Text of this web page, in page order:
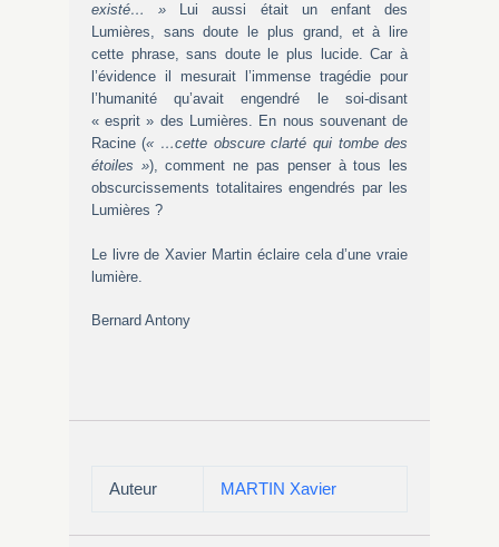
existé… » Lui aussi était un enfant des
Lumières, sans doute le plus grand, et à lire
cette phrase, sans doute le plus lucide. Car à
l’évidence il mesurait l’immense tragédie pour
l’humanité qu’avait engendré le soi-disant
« esprit » des Lumières. En nous souvenant de
Racine (« …cette obscure clarté qui tombe des
étoiles »), comment ne pas penser à tous les
obscurcissements totalitaires engendrés par les
Lumières ?
Le livre de Xavier Martin éclaire cela d’une vraie
lumière.
Bernard Antony
Auteur MARTIN Xavier